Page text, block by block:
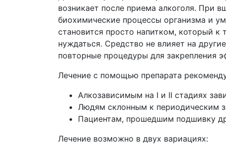
возникает после приема алкоголя. При
биохимические процессы организма и
становится просто напитком, который
нуждаться. Средство не влияет на
повторные процедуры для закрепления
Лечение с помощью препарата
Алкозависимым на I и II стадиях
Людям склонным к периодическим
Пациентам, прошедшим подшивку
Лечение возможно в двух вариациях: